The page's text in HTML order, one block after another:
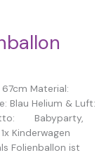
Material:
Blau Helium & Luft:
Babyparty,
Kinderwagen
Folienballon ist